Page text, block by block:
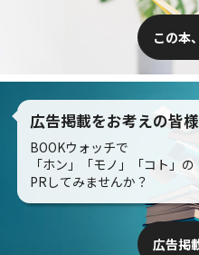
この本
広告掲載をお考えの皆様
BOOKウォッチで
「ホン」「モノ」「コト」の
PRしてみませんか？
広告掲